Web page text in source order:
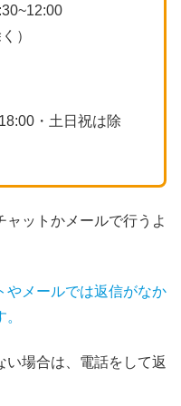
）
・土日祝は除
ットかメールで行うよ
やメールでは返信がなか
い場合は、電話をして返